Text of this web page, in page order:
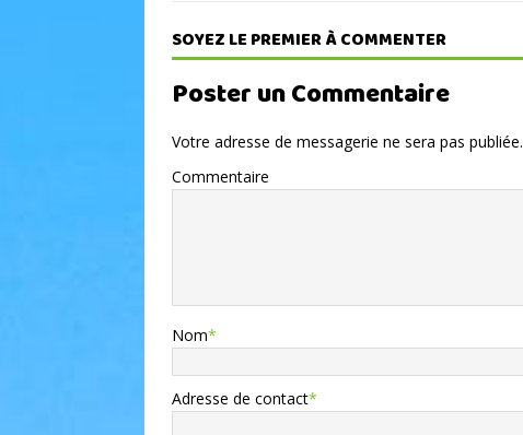
SOYEZ LE PREMIER À COMMENTER
Poster un Commentaire
Votre adresse de messagerie ne sera pas publiée.
Commentaire
Nom*
Adresse de contact*